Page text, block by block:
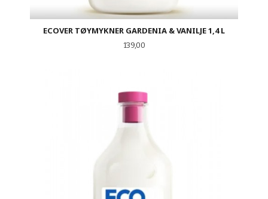
ECOVER TØYMYKNER GARDENIA & VANILJE 1,4 L
Pris
139,00